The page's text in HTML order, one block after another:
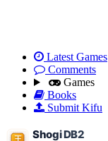
Latest Games
Comments
Games
Books
Submit Kifu